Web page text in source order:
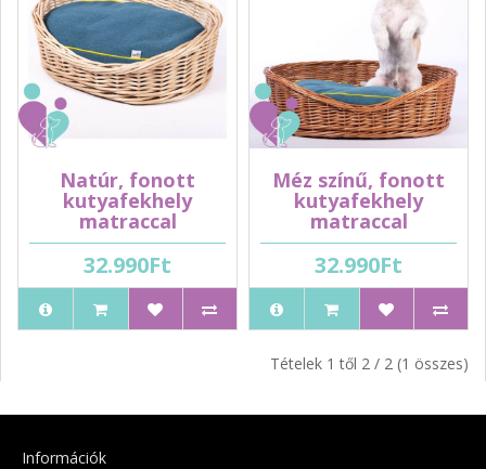
Natúr, fonott
kutyafekhely
matraccal
32.990Ft
Méz színű, fonott
kutyafekhely
matraccal
32.990Ft
Tételek 1 től 2 / 2 (1 összes)
Információk